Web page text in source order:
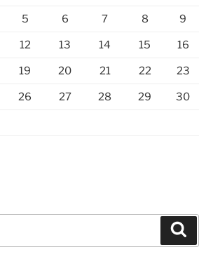
5 6 7 8 9
12 13 14 15 16
19 20 21 22 23
26 27 28 29 30